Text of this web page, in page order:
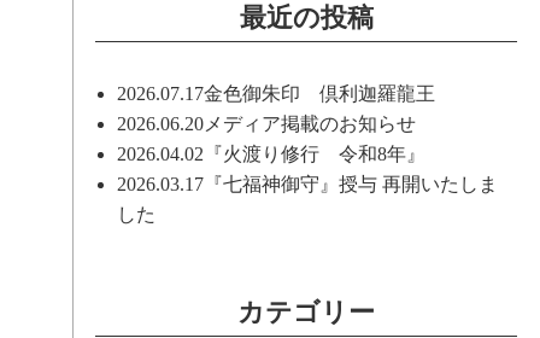
最近の投稿
2026.07.17金色御朱印 倶利迦羅龍王
2026.06.20 メディア掲載のお知らせ
2026.04.02 『火渡り修行 令和8年』
2026.03.17 『七福神御守』授与 再開いたしま
した
カテゴリー